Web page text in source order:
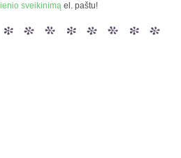
sveikinimą el. paštu!